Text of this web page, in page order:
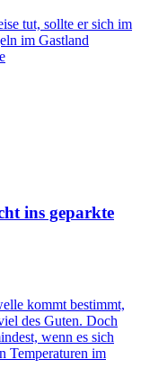
tut, sollte er sich im
im Gastland
ins geparkte
kommt bestimmt,
des Guten. Doch
wenn es sich
Temperaturen im